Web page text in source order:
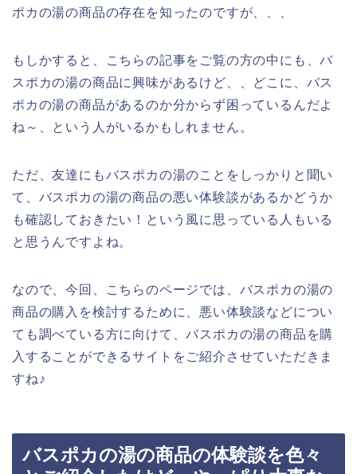
ポカの湯の商品の存在を知ったのですが、、、
もしかすると、こちらの記事をご覧の方の中にも、バ
スポカの湯の商品に興味があるけど、、どこに、バス
ポカの湯の商品があるのか分からず困っているんだよ
ね～、という人がいるかもしれません。
ただ、友達にもバスポカの湯のことをしっかりと聞い
て、バスポカの湯の商品の悪い体験談があるかどうか
も確認しておきたい！という風に思っている人もいる
と思うんですよね。
なので、今回、こちらのページでは、バスポカの湯の
商品の購入を検討するために、悪い体験談などについ
ても調べている方に向けて、バスポカの湯の商品を購
入することができるサイトをご紹介させていただきま
すね♪
バスポカの湯の商品の体験談を色々